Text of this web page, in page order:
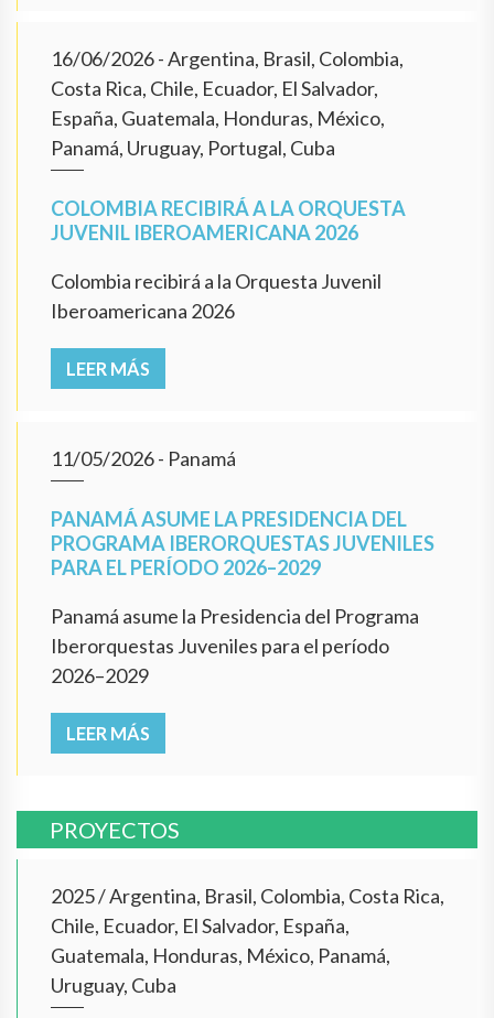
16/06/2026- Argentina, Brasil, Colombia,
Costa Rica, Chile, Ecuador, El Salvador,
España, Guatemala, Honduras, México,
Panamá, Uruguay, Portugal, Cuba
COLOMBIA RECIBIRÁ A LA ORQUESTA
JUVENIL IBEROAMERICANA 2026
Colombia recibirá a la Orquesta Juvenil
Iberoamericana 2026
LEER MÁS
11/05/2026- Panamá
PANAMÁ ASUME LA PRESIDENCIA DEL
PROGRAMA IBERORQUESTAS JUVENILES
PARA EL PERÍODO 2026–2029
Panamá asume la Presidencia del Programa
Iberorquestas Juveniles para el período
2026–2029
LEER MÁS
PROYECTOS
2025/Argentina, Brasil, Colombia, Costa Rica,
Chile, Ecuador, El Salvador, España,
Guatemala, Honduras, México, Panamá,
Uruguay, Cuba